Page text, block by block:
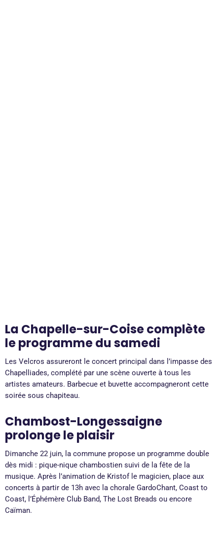
La Chapelle-sur-Coisecomplète
le programme du samedi
Les Velcros assureront le concert principal dans l’impasse des
Chapelliades, complété par une scène ouverte à tous les
artistes amateurs. Barbecue et buvette accompagneront cette
soirée sous chapiteau.
Chambost-Longessaigne
prolonge le plaisir
Dimanche 22 juin, la commune propose un programme double
dès midi : pique-nique chambostien suivi de la fête de la
musique. Après l’animation de Kristof le magicien, place aux
concerts à partir de 13h avec la chorale GardoChant, Coast to
Coast, l’Éphémère Club Band, The Lost Breads ou encore
Caïman.